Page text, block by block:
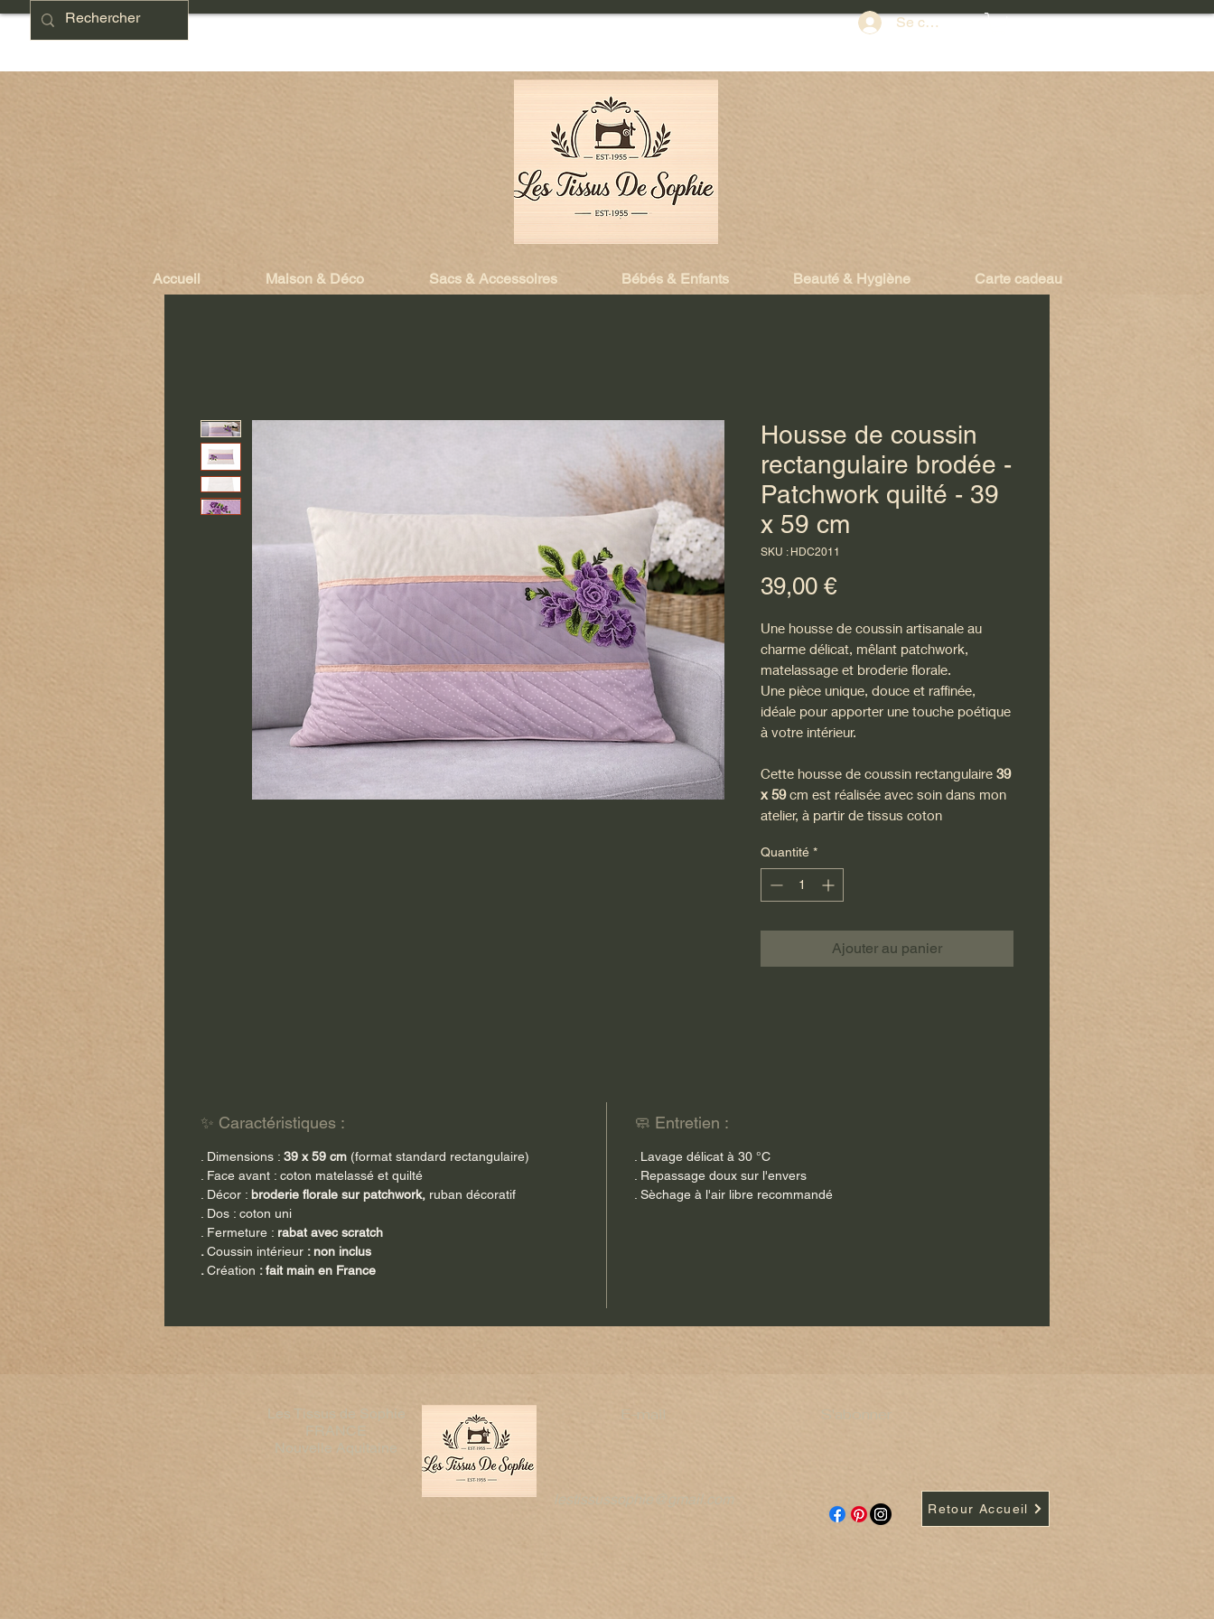
Se connecter
Accueil Maison & Déco Sacs & Accessoires Bébés & Enfants Beauté & Hygiène Carte cadeau
Housse de coussin
rectangulaire brodée -
Patchwork quilté - 39
x 59 cm
SKU : HDC2011
39,00 €Prix
Une housse de coussin artisanale au
charme délicat, mêlant patchwork,
matelassage et broderie florale.
Une pièce unique, douce et raffinée,
idéale pour apporter une touche poétique
à votre intérieur.
Cette housse de coussin rectangulaire 39
x 59cm est réalisée avec soin dans mon
atelier, à partir de tissus coton
devant est matelassé et quilté
un joli relief et une belle tenue.
l'ensemble, apportant une touche délicate
et féminine, soulignée par un
votre intérieur avec douceur.
Quantité *
Ajouter au panier
✨ Caractéristiques :
. Dimensions : 39 x 59 cm (format standard rectangulaire)
. Face avant : coton matelassé et quilté
. Décor : broderie florale sur patchwork, ruban décoratif
. Dos : coton uni
. Fermeture : rabat avec scratch
.Coussin intérieur : non inclus
.Création : fait main en France
🧼 Entretien :
. Lavage délicat à 30 °C
. Repassage doux sur l'envers
. Sèchage à l'air libre recommandé
Les Tissus de Sophie
FRANCE​
Nouvelle Aquitaine
E-mail
lestissussophie@gmail.com
Retour Accueil